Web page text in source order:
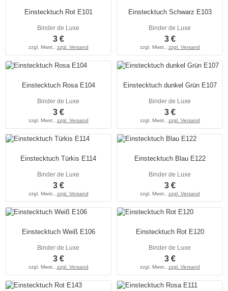
Einstecktuch Rot E101
Binder de Luxe
3 €
zzgl. Mwst., zzgl. Versand
Einstecktuch Schwarz E103
Binder de Luxe
3 €
zzgl. Mwst., zzgl. Versand
Einstecktuch Rosa E104
Binder de Luxe
3 €
zzgl. Mwst., zzgl. Versand
Einstecktuch dunkel Grün E107
Binder de Luxe
3 €
zzgl. Mwst., zzgl. Versand
Einstecktuch Türkis E114
Binder de Luxe
3 €
zzgl. Mwst., zzgl. Versand
Einstecktuch Blau E122
Binder de Luxe
3 €
zzgl. Mwst., zzgl. Versand
Einstecktuch Weiß E106
Binder de Luxe
3 €
zzgl. Mwst., zzgl. Versand
Einstecktuch Rot E120
Binder de Luxe
3 €
zzgl. Mwst., zzgl. Versand